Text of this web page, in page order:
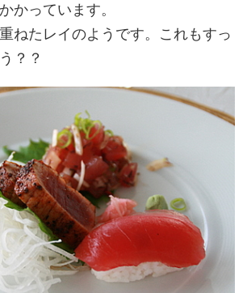
かっています。
ねたレイのようです。これもすっ
？？